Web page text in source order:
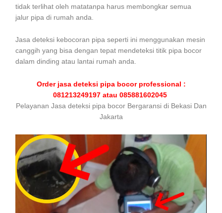
tidak terlihat oleh matatanpa harus membongkar semua
jalur pipa di rumah anda.
Jasa deteksi kebocoran pipa seperti ini menggunakan mesin
canggih yang bisa dengan tepat mendeteksi titik pipa bocor
dalam dinding atau lantai rumah anda.
Order jasa deteksi pipa bocor professional :
081213249197 atau 085881602045
Pelayanan Jasa deteksi pipa bocor Bergaransi di Bekasi Dan
Jakarta